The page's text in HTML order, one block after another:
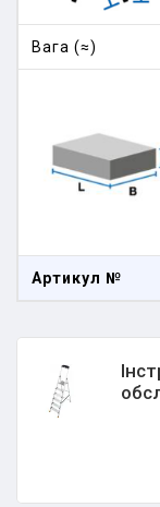
Артикул №
Вага (≈)